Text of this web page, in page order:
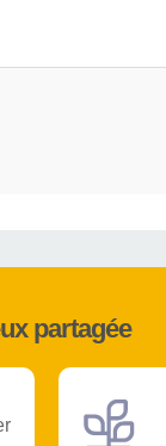
partagée